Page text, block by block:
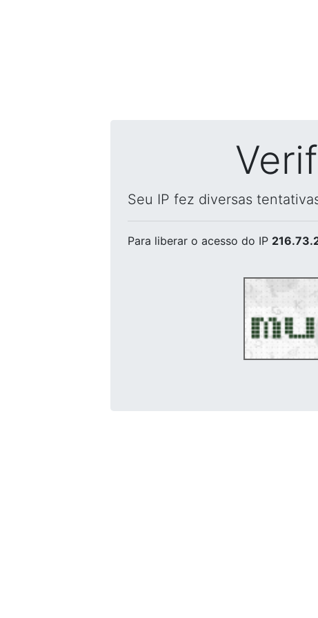
Seu IP fez diversas
Para liberar o acesso do IP